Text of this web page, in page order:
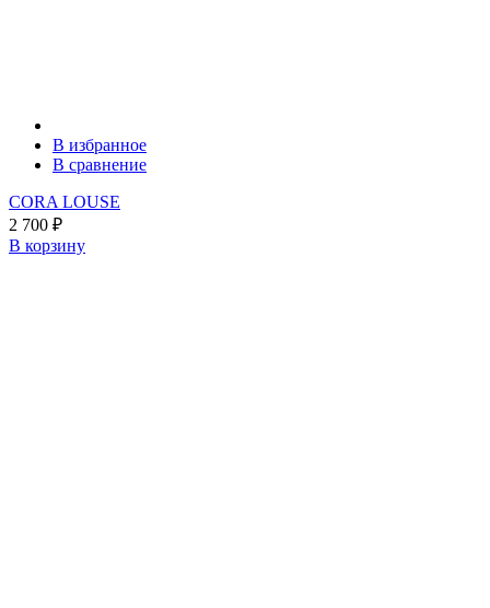
В избранное
В сравнение
CORA LOUSE
2 700 ₽
В корзину